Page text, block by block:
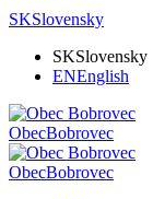
SKSlovensky
SKSlovensky
ENEnglish
ObecBobrovec
ObecBobrovec